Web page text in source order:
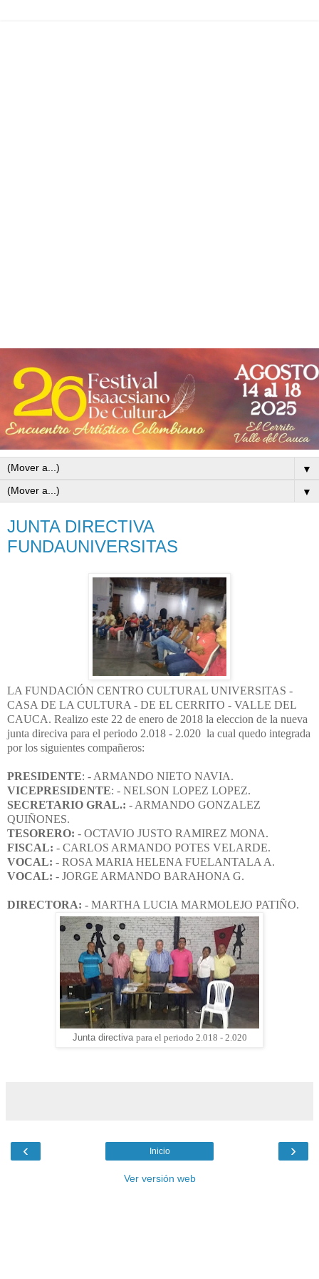
▼
▼
JUNTA DIRECTIVA
FUNDAUNIVERSITAS
LA FUNDACIÓN CENTRO CULTURAL UNIVERSITAS -
CASA DE LA CULTURA - DE EL CERRITO - VALLE DEL
CAUCA. Realizo este 22 de enero de 2018 la eleccion de la nueva
junta direciva para el periodo 2.018 - 2.020 la cual quedo integrada
por los siguientes compañeros:
PRESIDENTE: - ARMANDO NIETO NAVIA.
VICEPRESIDENTE: - NELSON LOPEZ LOPEZ.
SECRETARIO GRAL.: - ARMANDO GONZALEZ
QUIÑONES.
TESORERO: - OCTAVIO JUSTO RAMIREZ MONA.
FISCAL: - CARLOS ARMANDO POTES VELARDE.
VOCAL: - ROSA MARIA HELENA FUELANTALA A.
VOCAL: - JORGE ARMANDO BARAHONA G.
DIRECTORA: - MARTHA LUCIA MARMOLEJO PATIÑO.
Junta directiva para el periodo 2.018 - 2.020
‹ ›
Inicio
Ver versión web